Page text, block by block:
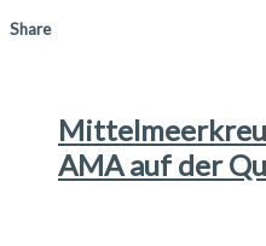
Share
AMA auf der